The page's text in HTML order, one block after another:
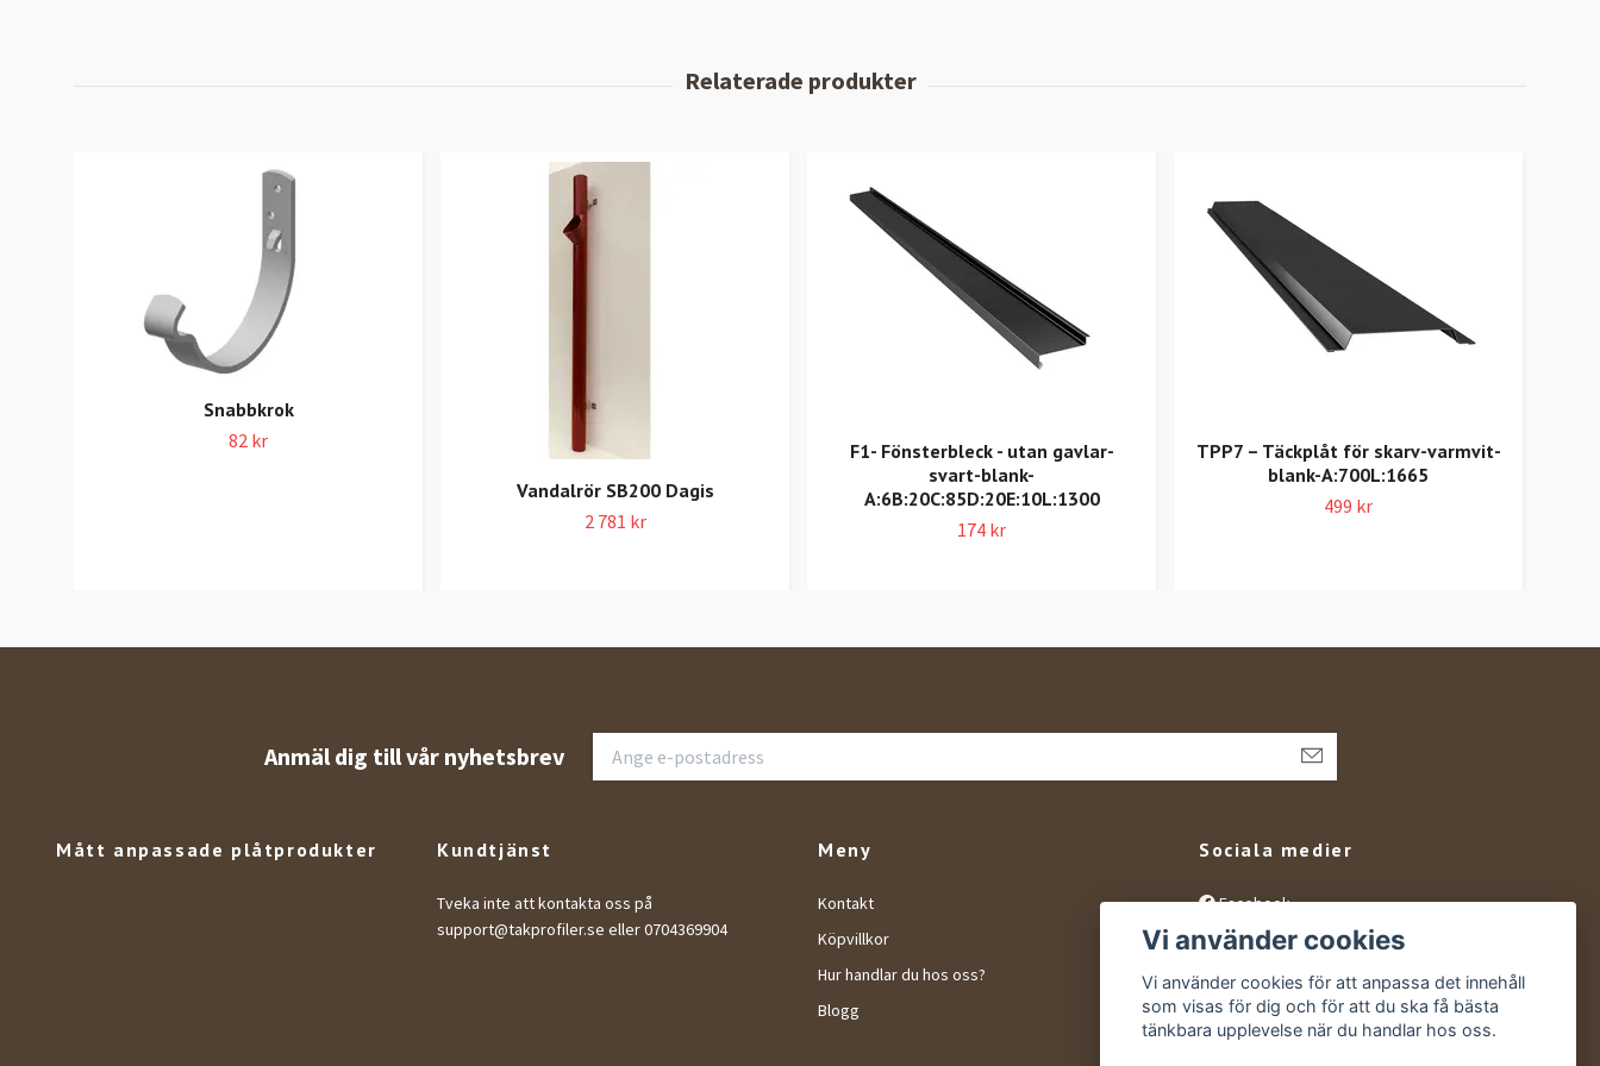
Snabbkrok
82 kr
Vandalrör SB200 Dagis
2 781 kr
F1- Fönsterbleck - utan gavlar-
svart-blank-
A:6B:20C:85D:20E:10L:1300
174 kr
TPP7 – Täckplåt för skarv-varmvit-
blank-A:700L:1665
499 kr
Anmäl dig till vår nyhetsbrev
Mått anpassade plåtprodukter Kundtjänst
Tveka inte att kontakta oss på
support@takprofiler.se eller 0704369904
Meny
Kontakt
Köpvillkor
Hur handlar du hos oss?
Blogg
Sociala medier
Facebook
Instagram
YouTube
Vi använder cookies
Vi använder cookies för att anpassa det innehåll
som visas för dig och för att du ska få bästa
tänkbara upplevelse när du handlar hos oss.